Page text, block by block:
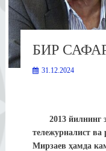
БИР
31.12.2024
2013 йилнинг
тележурналист ва
Мирзаев ҳамда